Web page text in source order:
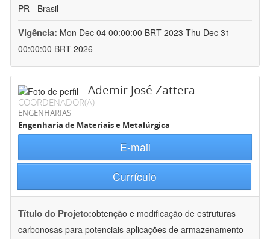
PR - Brasil
Vigência: Mon Dec 04 00:00:00 BRT 2023-Thu Dec 31
00:00:00 BRT 2026
Ademir José Zattera
COORDENADOR(A)
ENGENHARIAS
Engenharia de Materiais e Metalúrgica
E-mail
Currículo
Título do Projeto:obtenção e modificação de estruturas
carbonosas para potenciais aplicações de armazenamento